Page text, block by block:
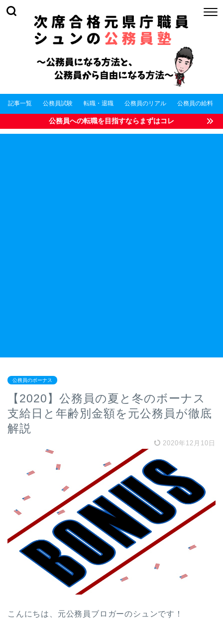
記事一覧 公務員試験 転職・退職 公務員のリアル 公務員の給料
公務員への転職を目指すならまずはコレ
公務員のボーナス
【2020】公務員の夏と冬のボーナス
支給日と年齢別金額を元公務員が徹底
解説
2020年12月10日
こんにちは、元公務員ブロガーのシュンです！